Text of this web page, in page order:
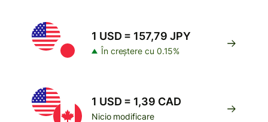
1 USD = 157,79 JPY
În creștere cu 0.15%
1 USD = 1,39 CAD
Nicio modificare